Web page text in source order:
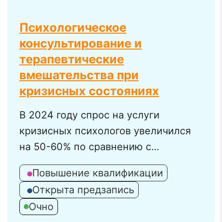
Психологическое
консультирование и
терапевтические
вмешательства при
кризисных состояниях
В 2024 году спрос на услуги
кризисных психологов увеличился
на 50-60% по сравнению с
предыдущим годом, который тоже
показал огромный скачок. Это
связано с обострением
экономической и политической
Повышение квалификации
Открыта предзапись
Очно